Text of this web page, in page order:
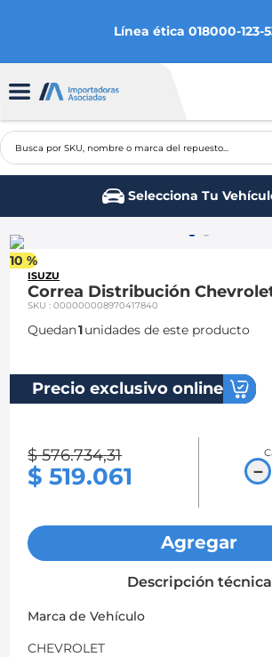
Línea ética 018000-123-
Busca por SKU, nombre o marca del
Selecciona Tu
10 %
ISUZU
Correa Distribución
SKU:000000008970417840
Quedan1unidades de este producto
Precio exclusivo online
$ 576.734,31
$ 519.061 －
Agregar
Descripción técnica
Marca de Vehículo
CHEVROLET
2
3.
spark gt
ford fiesta
optra
sail
chevrolet spark gt
10. mazda 2